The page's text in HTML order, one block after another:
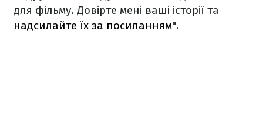
для фільму. Довірте мені ваші історії та
надсилайте їх за посиланням".